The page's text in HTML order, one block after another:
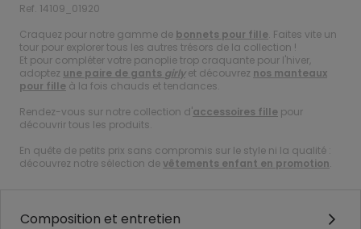
Ref. 14109_01920
Craquez pour notre gamme de bonnets pour fille. Faites vite un
tour pour explorer tous les autres trésors de la collection !
Et pour compléter votre panoplie trop craquante pour l'hiver,
adoptez une paire de gants girlyet découvrez nos manteaux
pour fille à la fois chauds et tendances.
Rendez-vous sur notre collection d'accessoires fille pour
découvrir tous les produits.
En quête de petits prix sans compromis sur le style ni la qualité :
découvrez notre sélection devêtements enfant en promotion.
Composition et entretien